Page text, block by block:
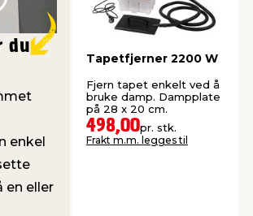
du
enkel
en eller
Tapetfjerner 2200 W
Fjern tapet enkelt ved å
bruke damp. Dampplate
på 28 x 20 cm.
498,00pr. stk.
Frakt m.m. legges til